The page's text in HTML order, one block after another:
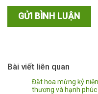
Bài viết liên quan
Đặt hoa mừng kỷ
thương và hạnh